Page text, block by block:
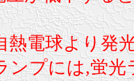
電球より発
プには,蛍光